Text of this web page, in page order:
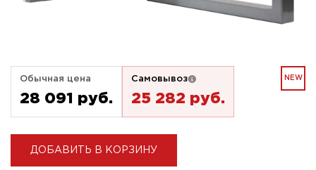
Обычная цена
28 091 pуб.
Самовывоз
25 282 pуб.
NEW
ДОБАВИТЬ В КОРЗИНУ